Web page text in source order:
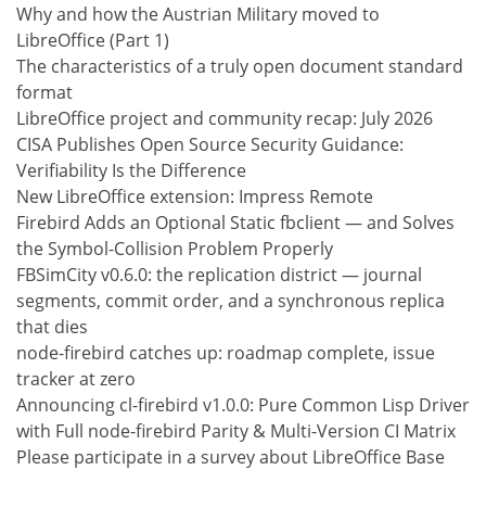
Why and how the Austrian Military moved to
LibreOffice (Part 1)
The characteristics of a truly open document standard
format
LibreOffice project and community recap: July 2026
CISA Publishes Open Source Security Guidance:
Verifiability Is the Difference
New LibreOffice extension: Impress Remote
Firebird Adds an Optional Static fbclient — and Solves
the Symbol-Collision Problem Properly
FBSimCity v0.6.0: the replication district — journal
segments, commit order, and a synchronous replica
that dies
node-firebird catches up: roadmap complete, issue
tracker at zero
Announcing cl-firebird v1.0.0: Pure Common Lisp Driver
with Full node-firebird Parity & Multi-Version CI Matrix
Please participate in a survey about LibreOffice Base